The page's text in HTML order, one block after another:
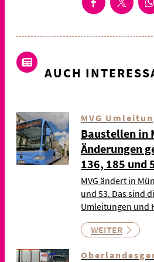
AUCH
MVG
Baustellen in
Änderungen
136, 185 und
MVG ändert in
und 53. Das sind
Umleitungen und
WEITER